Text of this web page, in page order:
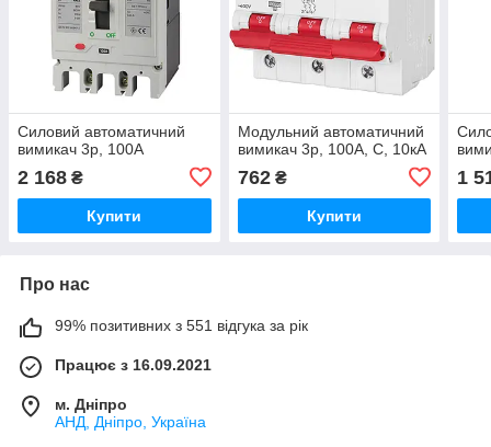
Силовий автоматичний
вимикач 3р, 100А
2 168 ₴
Купити
Модульний автоматичний
вимикач 3р, 100А, C, 10кА
762₴
Купити
1
Про нас
99% позитивних з 551 відгука за рік
Працює з 16.09.2021
м. Дніпро
АНД, Дніпро, Україна